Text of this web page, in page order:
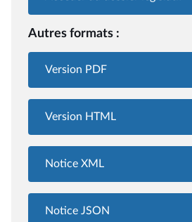
Autres formats :
Version PDF
Version HTML
Notice XML
Notice JSON